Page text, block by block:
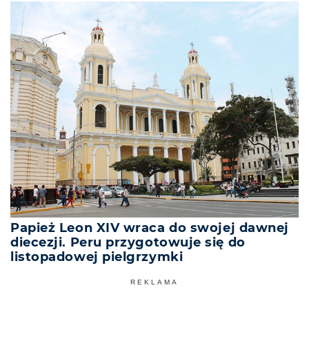
Papież Leon XIV wraca do swojej dawnej
diecezji. Peru przygotowuje się do
listopadowej pielgrzymki
REKLAMA